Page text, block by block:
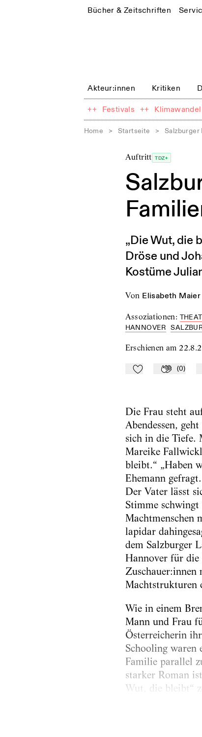
Bücher & Zeitschriften
Akteur:innen Kritiken
++ Festivals ++ Klimawandel
Home > Startseite > Salzburger
Auftritt TDZ+
„Die Wut, die
Dröse und
Kostüme
von Elisabeth Maier
Assoziationen:
HANNOVER
Erschienen am
Zu Mein-TdZApplaudieren
(0)
Die Frau steht
Abendessen,
sich in die Tiefe.
Mareike
bleibt.“ „Haben
Ehemann
Der Vater lässt
Stimme schwingt
Machtmenschen
lapidar
dem Salzburger
Hannover für die
Zuschauer:innen
Machtstrukturen
Wie in einem
Mann und Frau
Österreicherin
Schooling waren
Familie parallel
starker Roman
Wut, die bleibt“